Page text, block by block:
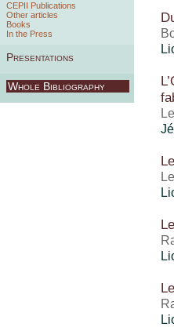
CEPII Publications
Other articles
Books
In the Press
Presentations
Whole Bibliography